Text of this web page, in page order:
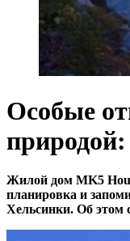
Особые
Жилой дом MK5
планировка и
Хельсинки. Об этом